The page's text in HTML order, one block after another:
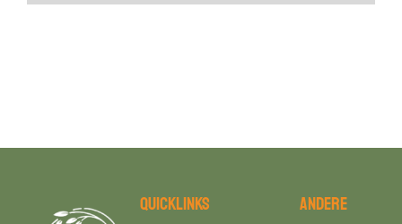
Quicklinks Andere